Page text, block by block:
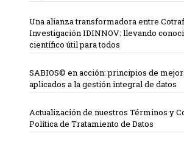
Una alianza transformadora entre
Investigación IDINNOV: llevando
científico útil para todos
SABIOS© en acción: principios de
aplicados a la gestión integral de datos
Actualización de nuestros Términos y
Política de Tratamiento de Datos